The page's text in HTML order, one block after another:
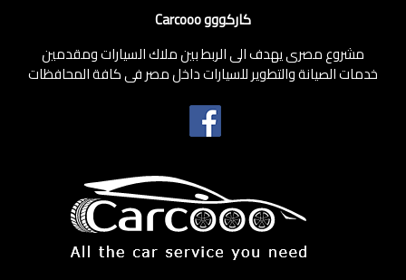
كاركووو Carcooo
مشروع مصرى يهدف الى الربط بين ملاك السيارات ومقدمين
خدمات الصيانة والتطوير للسيارات داخل مصر فى كافة المحافظات